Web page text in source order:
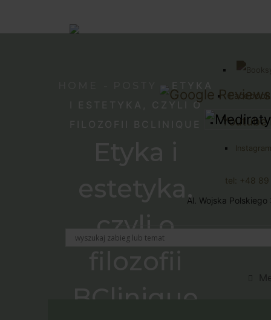
Youtube
tel: +48
Al. Wojska
BClinique
I ESTETYKA, CZYLI O